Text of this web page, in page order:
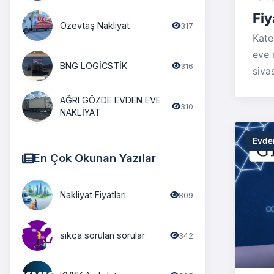
Özevtaş Nakliyat 317
BNG LOGİCSTİK 316
AĞRI GÖZDE EVDEN EVE
NAKLİYAT
310
En Çok Okunan Yazılar
Nakliyat Fiyatları 809
sıkça sorulan sorular 342
eve